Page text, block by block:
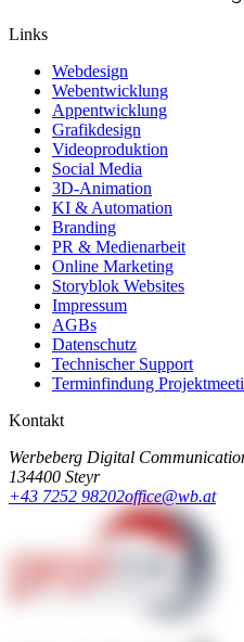
Links
Webdesign
Webentwicklung
Appentwicklung
Grafikdesign
Videoproduktion
Social Media
3D-Animation
KI & Automation
Branding
PR & Medienarbeit
Online Marketing
Storyblok Websites
Impressum
AGBs
Datenschutz
Technischer Support
Terminfindung
Kontakt
Werbeberg Digital
134400 Steyr
+43 7252 98202office@wb.at